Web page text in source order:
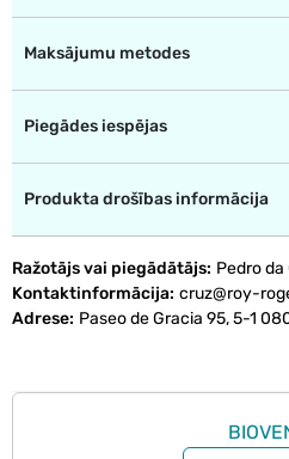
Maksājumu metodes
Piegādes iespējas
Produkta drošības informācija
Ražotājs vai piegādātājs Pedro da
Kontaktinformācija cruz@roy-
Adrese Paseo de Gracia 95, 5-1